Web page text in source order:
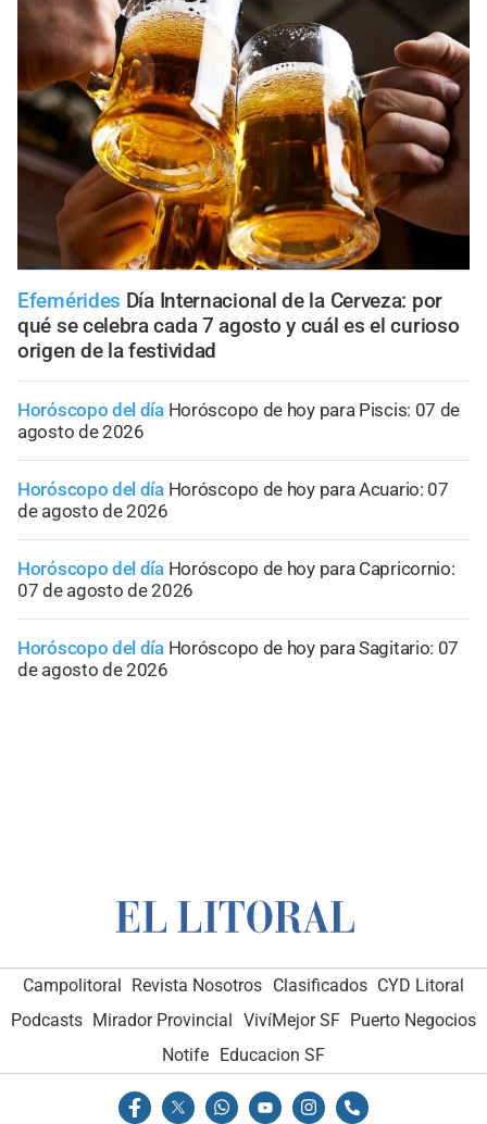
Efemérides Día Internacional de la Cerveza: por
qué se celebra cada 7 agosto y cuál es el curioso
origen de la festividad
Horóscopo del día Horóscopo de hoy para Piscis: 07 de
agosto de 2026
Horóscopo del día Horóscopo de hoy para Acuario: 07
de agosto de 2026
Horóscopo del día Horóscopo de hoy para Capricornio:
07 de agosto de 2026
Horóscopo del día Horóscopo de hoy para Sagitario: 07
de agosto de 2026
Campolitoral Revista Nosotros Clasificados CYD Litoral
Podcasts Mirador Provincial VivíMejor SF Puerto Negocios
Notife Educacion SF